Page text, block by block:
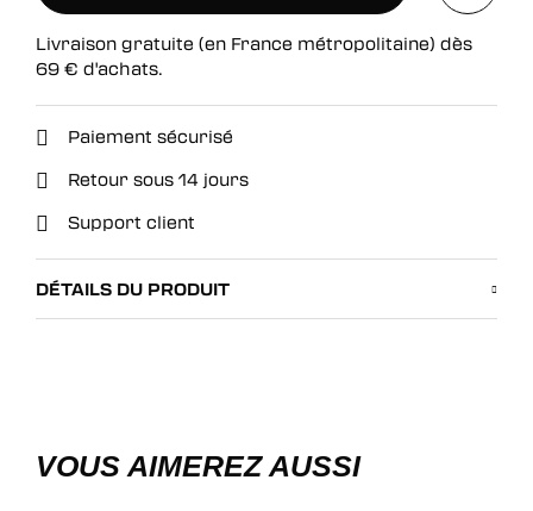
AJOUTER AU PANIER
Livraison gratuite (en France métropolitaine) dès
69 € d'achats.
Paiement sécurisé
Retour sous 14 jours
Support client
DÉTAILS DU PRODUIT
VOUS AIMEREZ AUSSI